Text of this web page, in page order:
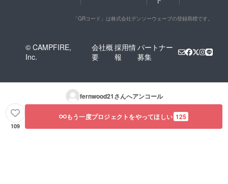
「QRコード」は株式会社デンソーウェーブの登録商標です。
© CAMPFIRE,
Inc.
会社概
要
採用情
報
パートナー
募集
fernwood21さんへアンコール
109
もう一度プロジェクトをやってほしい 125